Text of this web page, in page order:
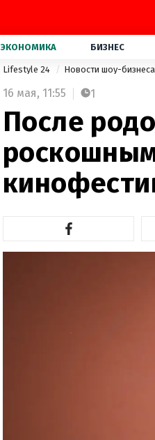
ЭКОНОМИКА БИЗНЕС
Lifestyle 24 Новости шоу-бизнеса
16 мая, 11:55 1
После